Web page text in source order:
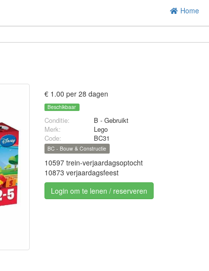
Home
€ 1.00 per 28 dagen
Beschikbaar
Conditie:
B - Gebruikt
Merk:
Lego
Code:
BC31
BC - Bouw & Constructie
10597 trein-verjaardagsoptocht
10873 verjaardagsfeest
Login om te lenen / reserveren